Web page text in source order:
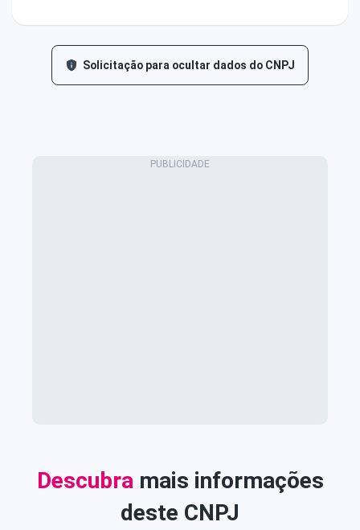
Solicitação para ocultar dados do CNPJ
Descubra mais informações
deste CNPJ